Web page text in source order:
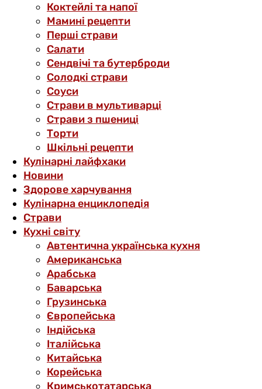
Коктейлі та напої
Мамині рецепти
Перші страви
Салати
Сендвічі та бутерброди
Солодкі страви
Соуси
Страви в мультиварці
Страви з пшениці
Торти
Шкільні рецепти
Кулінарні лайфхаки
Новини
Здорове харчування
Кулінарна енциклопедія
Страви
Кухні світу
Автентична українська кухня
Американська
Арабська
Баварська
Грузинська
Європейська
Індійська
Італійська
Китайська
Корейська
Кримськотатарська